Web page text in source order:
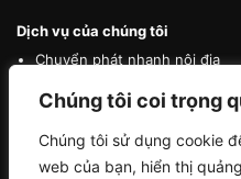
Chúng tôi coi trọng
Chúng tôi sử dụng cookie
web của bạn, hiển thị
Dịch vụ của chúng tôi
Chuyển phát nhanh nội địa
Chuyển phát nhanh quốc tế
Vận chuyển thú cưng